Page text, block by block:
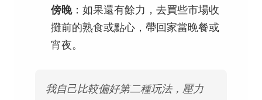
傍晚：如果還有餘力，去買些市場收
攤前的熟食或點心，帶回家當晚餐或
宵夜。
我自己比較偏好第二種玩法，壓力